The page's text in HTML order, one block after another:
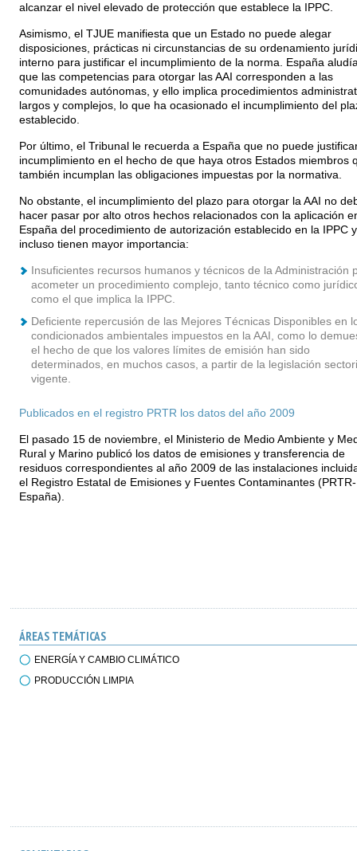
alcanzar el nivel elevado de protección que establece la IPPC.
Asimismo, el TJUE manifiesta que un Estado no puede alegar
disposiciones, prácticas ni circunstancias de su ordenamiento
interno para justificar el incumplimiento de la norma. España
que las competencias para otorgar las AAI corresponden a las
comunidades autónomas, y ello implica procedimientos
largos y complejos, lo que ha ocasionado el incumplimiento del
establecido.
Por último, el Tribunal le recuerda a España que no puede
incumplimiento en el hecho de que haya otros Estados miembros
también incumplan las obligaciones impuestas por la normativa.
No obstante, el incumplimiento del plazo para otorgar la AAI no
hacer pasar por alto otros hechos relacionados con la aplicación
España del procedimiento de autorización establecido en la IPPC
incluso tienen mayor importancia:
Insuficientes recursos humanos y técnicos de la Administración
acometer un procedimiento complejo, tanto técnico como
como el que implica la IPPC.
Deficiente repercusión de las Mejores Técnicas Disponibles en
condicionados ambientales impuestos en la AAI, como lo
el hecho de que los valores límites de emisión han sido
determinados, en muchos casos, a partir de la legislación
vigente.
Publicados en el registro PRTR los datos del año 2009
El pasado 15 de noviembre, el Ministerio de Medio Ambiente y
Rural y Marino publicó los datos de emisiones y transferencia de
residuos correspondientes al año 2009 de las instalaciones
el Registro Estatal de Emisiones y Fuentes Contaminantes (PRTR-
España).
ÁREAS TEMÁTICAS
ENERGÍA Y CAMBIO CLIMÁTICO
PRODUCCIÓN LIMPIA